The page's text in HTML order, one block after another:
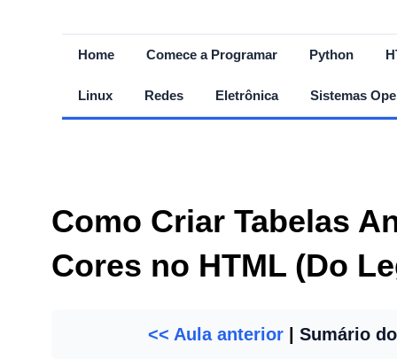
Home Comece a Programar Python
Linux Redes Eletrônica Sistemas
Como Criar Tabelas
Cores no HTML (Do
<< Aula anterior| Sumário